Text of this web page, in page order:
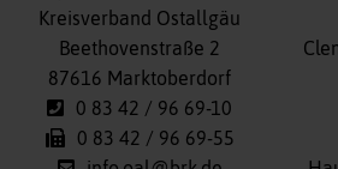
Kreisverband Ostallgäu
Beethovenstraße 2
87616 Marktoberdorf
0 83 42 / 96 69-10
0 83 42 / 96 69-55